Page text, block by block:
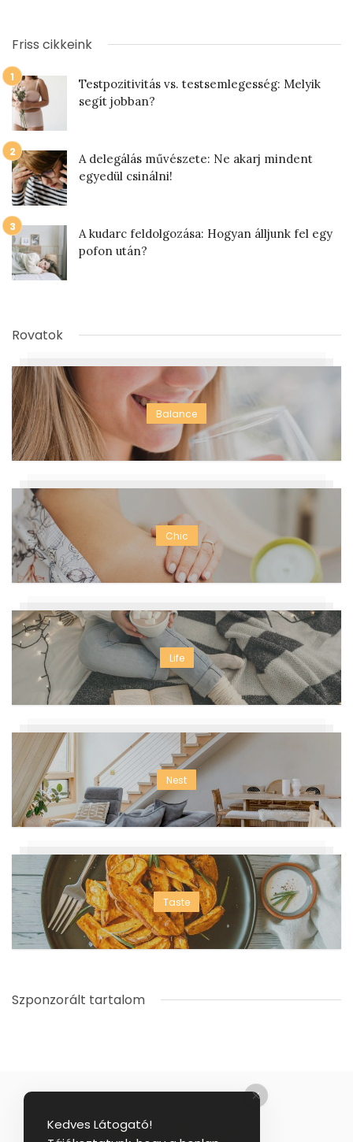
Friss cikkeink
Testpozitivitás vs. testsemlegesség: Melyik
segít jobban?
A delegálás művészete: Ne akarj mindent
egyedül csinálni!
A kudarc feldolgozása: Hogyan álljunk fel egy
pofon után?
Rovatok
Balance
Chic
Life
Nest
Taste
Szponzorált tartalom
Kedves Látogató!